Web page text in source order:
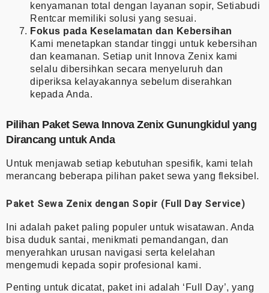
kenyamanan total dengan layanan sopir, Setiabudi
Rentcar memiliki solusi yang sesuai.
Fokus pada Keselamatan dan Kebersihan
Kami menetapkan standar tinggi untuk kebersihan
dan keamanan. Setiap unit Innova Zenix kami
selalu dibersihkan secara menyeluruh dan
diperiksa kelayakannya sebelum diserahkan
kepada Anda.
Pilihan Paket Sewa Innova Zenix Gunungkidul yang
Dirancang untuk Anda
Untuk menjawab setiap kebutuhan spesifik, kami telah
merancang beberapa pilihan paket sewa yang fleksibel.
Paket Sewa Zenix dengan Sopir (Full Day Service)
Ini adalah paket paling populer untuk wisatawan. Anda
bisa duduk santai, menikmati pemandangan, dan
menyerahkan urusan navigasi serta kelelahan
mengemudi kepada sopir profesional kami.
Penting untuk dicatat, paket ini adalah ‘Full Day’, yang